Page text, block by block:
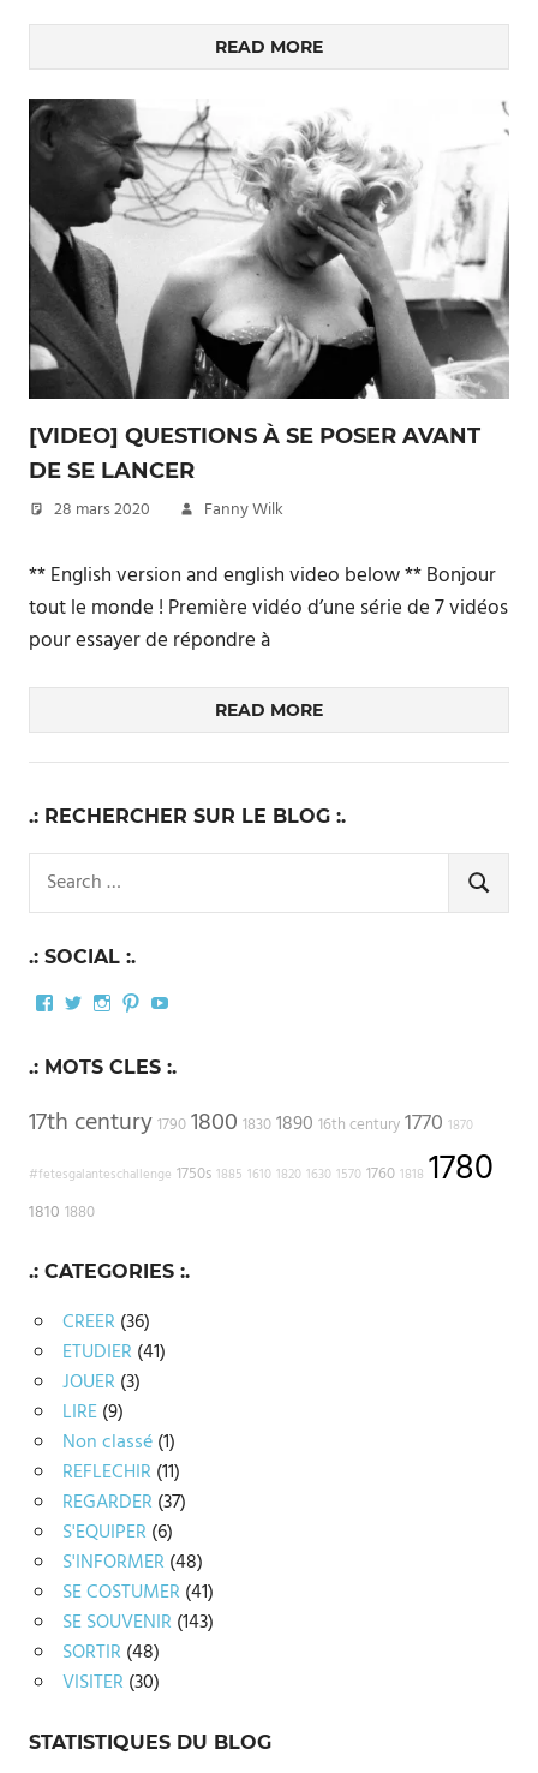
READ MORE
[VIDEO] QUESTIONS À SE POSER AVANT
DE SE LANCER
28 mars 2020 Fanny Wilk
** English version and english video below ** Bonjour
tout le monde ! Première vidéo d’une série de 7 vidéos
pour essayer de répondre à
READ MORE
.: RECHERCHER SUR LE BLOG :.
for:
SEARCH
.: SOCIAL :.
Facebook
TwitterInstagram
PinterestYouTube
.: MOTS CLES :.
17th century 1790 1800 1830 1890 16th century 1770 1870
#fetesgalanteschallenge 1750s 1885 1610 1820 1630 1570 1760 1818 1780
1810 1880
.: CATEGORIES :.
CREER (36)
ETUDIER (41)
JOUER (3)
LIRE(9)
Non classé(1)
REFLECHIR (11)
REGARDER (37)
S'EQUIPER (6)
S'INFORMER (48)
SE COSTUMER (41)
SE SOUVENIR (143)
SORTIR (48)
VISITER (30)
STATISTIQUES DU BLOG